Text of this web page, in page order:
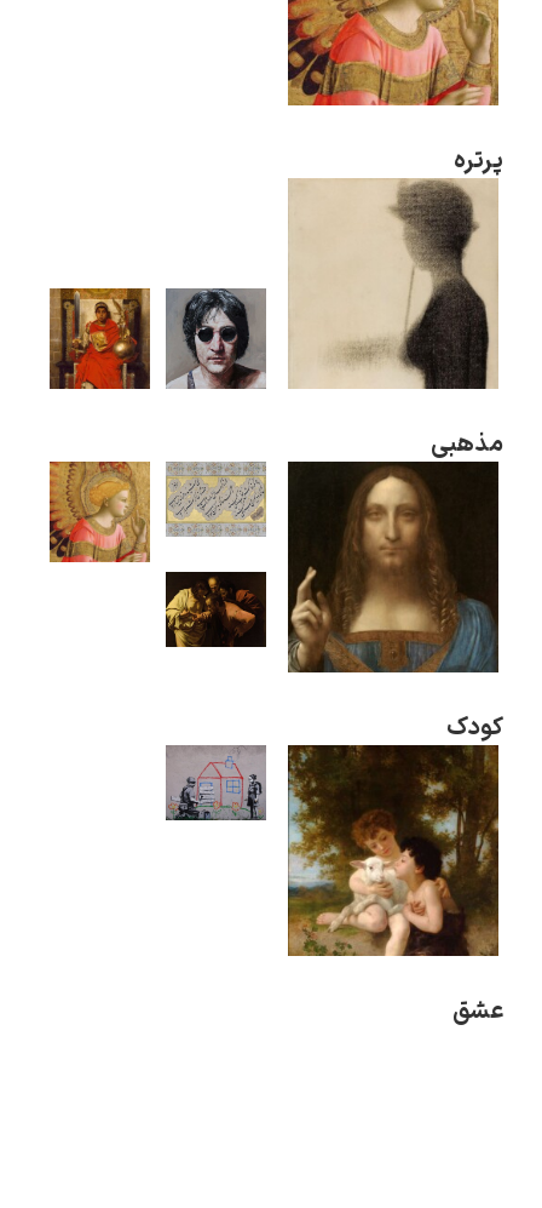
پرتره
مذهبی
کودک
عشق